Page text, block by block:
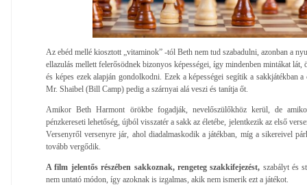
Az ebéd mellé kiosztott „vitaminok” -tól Beth nem tud szabadulni, azonban a
ellazulás mellett felerősödnek bizonyos képességei, így mindenben mintákat lát,
és képes ezek alapján gondolkodni. Ezek a képességei segítik a sakkjátékban
Mr. Shaibel (Bill Camp) pedig a szárnyai alá veszi és tanítja őt.
Amikor Beth Harmont örökbe fogadják, nevelőszülőkhöz kerül, de
pénzkereseti lehetőség, újból visszatér a sakk az életébe, jelentkezik az első
Versenyről versenyre jár, ahol diadalmaskodik a játékban, míg a sikereivel
tovább vergődik.
A film jelentős részében sakkoznak, rengeteg szakkifejezést, szabályt és
nem untató módon, így azoknak is izgalmas, akik nem ismerik ezt a játékot.